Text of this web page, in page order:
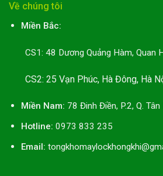
Về chúng tôi
Miền Bắc:
CS1: 48 Dương Quảng Hàm, Quan
CS2: 25 Vạn Phúc, Hà Đông, Hà
Miền Nam: 78 Đinh Điền, P.2, Q. Tân
Hotline: 0973 833 235
Email: